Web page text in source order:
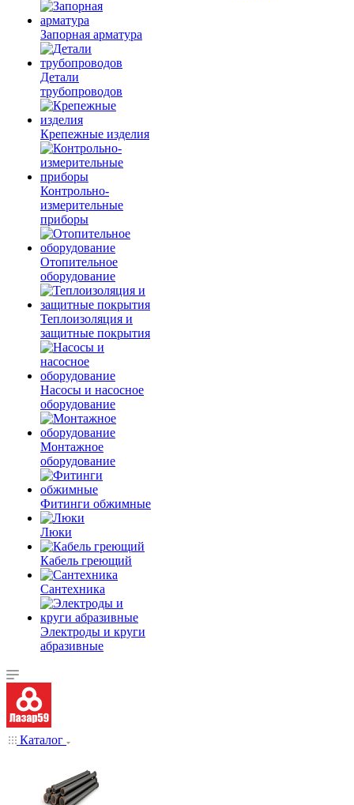
Запорная арматура
Детали
трубопроводов
Крепежные изделия
Контрольно-
измерительные
приборы
Отопительное
оборудование
Теплоизоляция и
защитные покрытия
Насосы и насосное
оборудование
Монтажное
оборудование
Фитинги обжимные
Люки
Кабель греющий
Сантехника
Электроды и круги
абразивные
Каталог